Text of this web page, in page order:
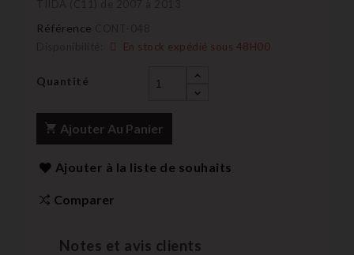
Référence
En stock expédié sous 48H00
Quantité
Ajouter Au Panier
Ajouter à la liste de souhaits
Comparer
Notes et avis clients